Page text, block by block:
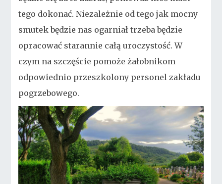
tego dokonać. Niezależnie od tego jak mocny
smutek będzie nas ogarniał trzeba będzie
opracować starannie całą uroczystość. W
czym na szczęście pomoże żałobnikom
odpowiednio przeszkolony personel zakładu
pogrzebowego.